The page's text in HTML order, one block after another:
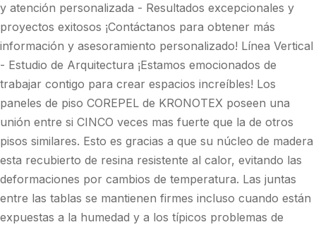
y atención personalizada - Resultados excepcionales y
proyectos exitosos ¡Contáctanos para obtener más
información y asesoramiento personalizado! Línea Vertical
- Estudio de Arquitectura ¡Estamos emocionados de
trabajar contigo para crear espacios increíbles! Los
paneles de piso COREPEL de KRONOTEX poseen una
unión entre si CINCO veces mas fuerte que la de otros
pisos similares. Esto es gracias a que su núcleo de madera
esta recubierto de resina resistente al calor, evitando las
deformaciones por cambios de temperatura. Las juntas
entre las tablas se mantienen firmes incluso cuando están
expuestas a la humedad y a los típicos problemas de